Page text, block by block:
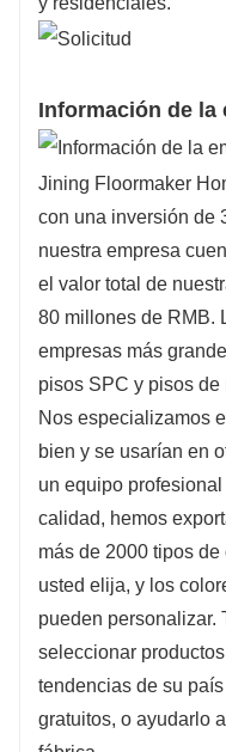
Información de la
Jining Floormaker
con una inversión de
nuestra empresa
el valor total de
80 millones de RMB.
empresas más
pisos SPC y pisos
Nos especializamos
bien y se usarían en
un equipo
calidad, hemos
más de 2000 tipos
usted elija, y los
pueden personalizar.
seleccionar
tendencias de su
gratuitos, o ayudarlo